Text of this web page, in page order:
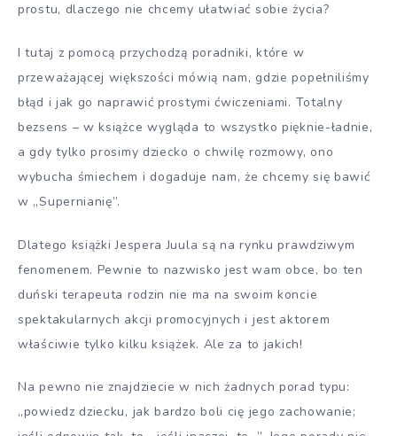
prostu, dlaczego nie chcemy ułatwiać sobie życia?
I tutaj z pomocą przychodzą poradniki, które w
przeważającej większości mówią nam, gdzie popełniliśmy
błąd i jak go naprawić prostymi ćwiczeniami. Totalny
bezsens – w książce wygląda to wszystko pięknie-ładnie,
a gdy tylko prosimy dziecko o chwilę rozmowy, ono
wybucha śmiechem i dogaduje nam, że chcemy się bawić
w „Supernianię”.
Dlatego książki Jespera Juula są na rynku prawdziwym
fenomenem. Pewnie to nazwisko jest wam obce, bo ten
duński terapeuta rodzin nie ma na swoim koncie
spektakularnych akcji promocyjnych i jest aktorem
właściwie tylko kilku książek. Ale za to jakich!
Na pewno nie znajdziecie w nich żadnych porad typu:
„powiedz dziecku, jak bardzo boli cię jego zachowanie;